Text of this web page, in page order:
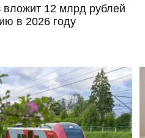
вложит 12 млрд рублей
в 2026 году